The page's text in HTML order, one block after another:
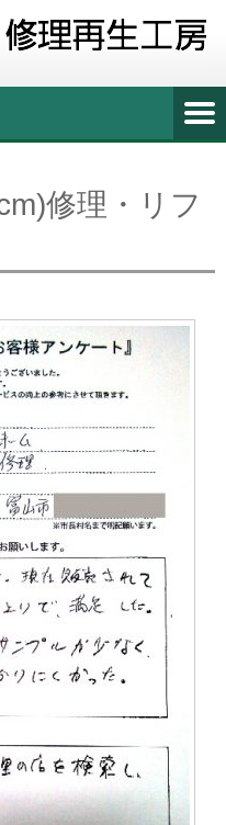
修理・リフ